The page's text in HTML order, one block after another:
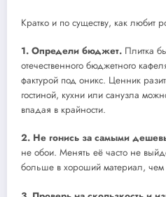
Кратко и по существу, как любит
1. Определи бюджет. Плитка
отечественного бюджетного
фактурой под оникс. Ценник
гостиной, кухни или санузла
впадая в крайности.
2. Не гонись за самыми
не обои. Менять её часто не
больше в хороший материал, чем